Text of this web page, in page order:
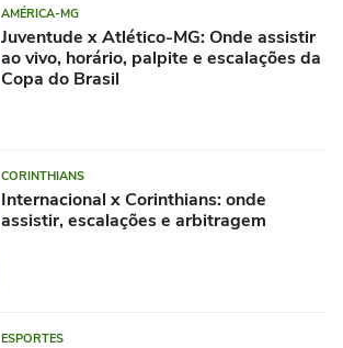
AMÉRICA-MG
Juventude x Atlético-MG: Onde assistir
ao vivo, horário, palpite e escalações da
Copa do Brasil
CORINTHIANS
Internacional x Corinthians: onde
assistir, escalações e arbitragem
ESPORTES